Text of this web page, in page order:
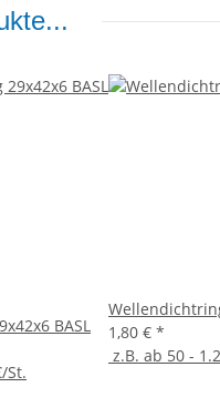
BASL
St.
1,80 € *
z.B. ab 50 -